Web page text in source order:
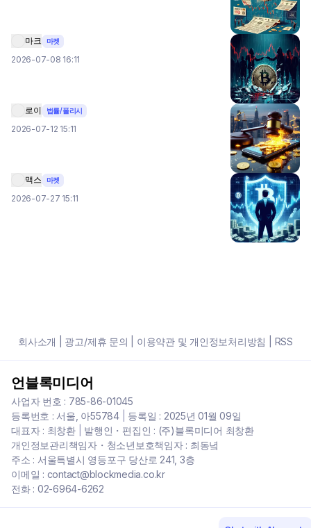
마크 마켓
2026-07-08 16:11
로이 법률/폴리시
2026-07-12 15:11
맥스 마켓
2026-07-27 15:11
회사소개 광고/제휴 문의 이용약관 및 개인정보처리방침 RSS
언블록미디어
사업자 번호 : 785-86-01045
등록번호 : 서울, 아55784| 등록일 : 2025년 01월 09일
대표자 : 최창환| 발행인・편집인 : (주)블록미디어 최창환
개인정보관리책임자・청소년보호책임자 : 최동녘
주소 : 서울특별시 영등포구 당산로 241, 3층
이메일 : contact@blockmedia.co.kr
전화 : 02-6964-6262